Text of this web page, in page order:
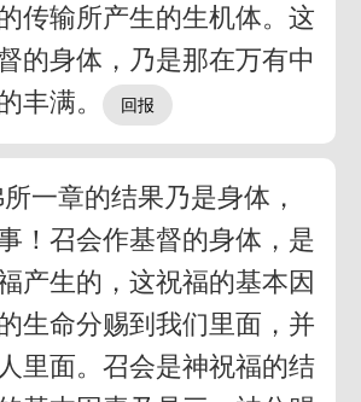
传输所产生的生机体。这
的身体，乃是那在万有中
丰满。
一章的结果乃是身体，
！召会作基督的身体，是
产生的，这祝福的基本因
生命分赐到我们里面，并
里面。召会是神祝福的结